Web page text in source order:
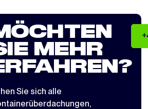
MEHR
Sie sich alle
,